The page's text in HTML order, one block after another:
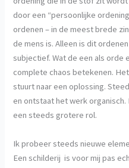
door een “persoonlijke
ordenen – in de meest brede
de mens is. Alleen is dit
subjectief. Wat de een als orde
complete chaos betekenen.
stuurt naar een oplossing.
en ontstaat het werk
een steeds grotere rol.
Ik probeer steeds nieuwe
Een schilderij is voor mij pas